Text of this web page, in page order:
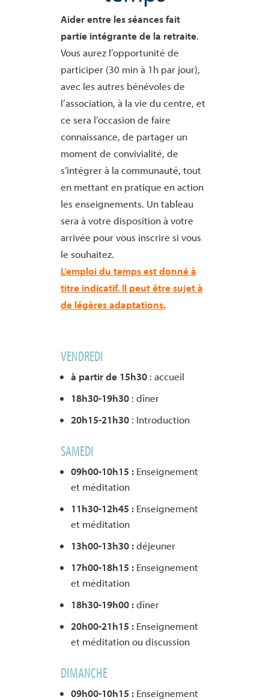
Aider entre les séances fait
partie intégrante de la retraite.
Vous aurez l’opportunité de
participer (30 min à 1h par jour),
avec les autres bénévoles de
l’association, à la vie du centre, et
ce sera l’occasion de faire
connaissance, de partager un
moment de convivialité, de
s’intégrer à la communauté, tout
en mettant en pratique en action
les enseignements. Un tableau
sera à votre disposition à votre
arrivée pour vous inscrire si vous
le souhaitez.
L’emploi du temps est donné à
titre indicatif. Il peut être sujet à
de légères adaptations.
VENDREDI
à partir de 15h30: accueil
18h30-19h30: dîner
20h15-21h30 : Introduction
SAMEDI
09h00-10h15 :Enseignement
et méditation
11h30-12h45 :Enseignement
et méditation
13h00-13h30 :déjeuner
17h00-18h15 :Enseignement
et méditation
18h30-19h00 :dîner
20h00-21h15 :Enseignement
et méditation ou discussion
DIMANCHE
09h00-10h15 :Enseignement